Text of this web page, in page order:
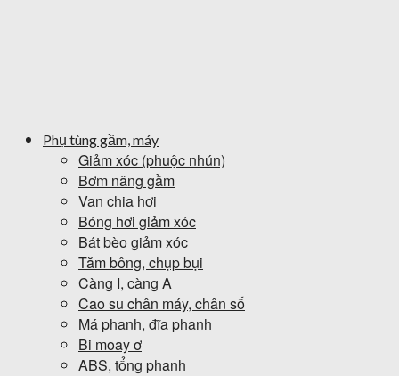
Phụ tùng gầm, máy
Giảm xóc (phuộc nhún)
Bơm nâng gầm
Van chia hơi
Bóng hơi giảm xóc
Bát bèo giảm xóc
Tăm bông, chụp bụi
Càng I, càng A
Cao su chân máy, chân số
Má phanh, đĩa phanh
Bi moay ơ
ABS, tổng phanh